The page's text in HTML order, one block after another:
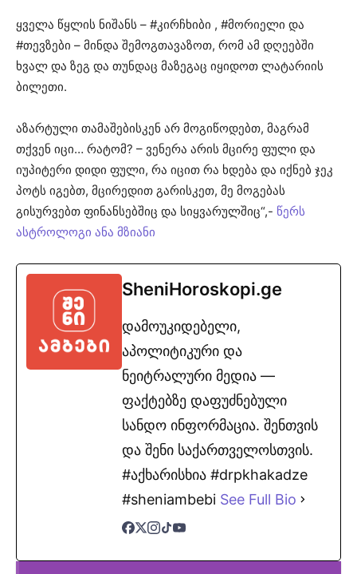
ყველა წყლის ნიშანს – #კირჩხიბი , #მორიელი და
#თევზები – მინდა შემოგთავაზოთ, რომ ამ დღეებში
ხვალ და ზეგ და თუნდაც მაზეგაც იყიდოთ ლატარიის
ბილეთი.
აზარტული თამაშებისკენ არ მოგიწოდებთ, მაგრამ
თქვენ იცი… რატომ? – ვენერა არის მცირე ფული და
იუპიტერი დიდი ფული, რა იცით რა ხდება და იქნებ ჯეკ
პოტს იგებთ, მცირედით გარისკეთ, მე მოგებას
გისურვებთ ფინანსებშიც და სიყვარულშიც“,- წერს
ასტროლოგი ანა მზიანი
SheniHoroskopi.ge
დამოუკიდებელი,
აპოლიტიკური და
ნეიტრალური მედია —
ფაქტებზე დაფუძნებული
სანდო ინფორმაცია. შენთვის
და შენი საქართველოსთვის.
#აქხარისხია #drpkhakadze
#sheniambebi See Full Bio